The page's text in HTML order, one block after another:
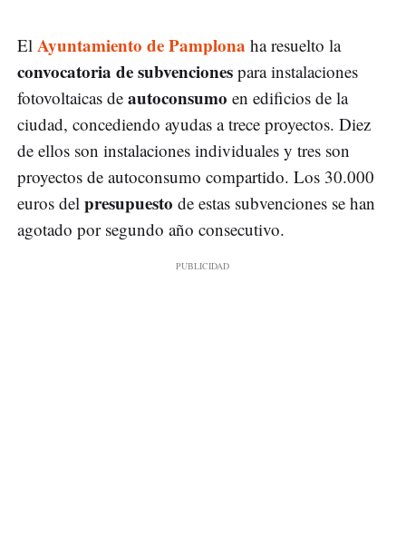
El Ayuntamiento de Pamplona ha resuelto la
convocatoria de subvenciones para instalaciones
fotovoltaicas de autoconsumo en edificios de la
ciudad, concediendo ayudas a trece proyectos. Diez
de ellos son instalaciones individuales y tres son
proyectos de autoconsumo compartido. Los 30.000
euros del presupuesto de estas subvenciones se han
agotado por segundo año consecutivo.